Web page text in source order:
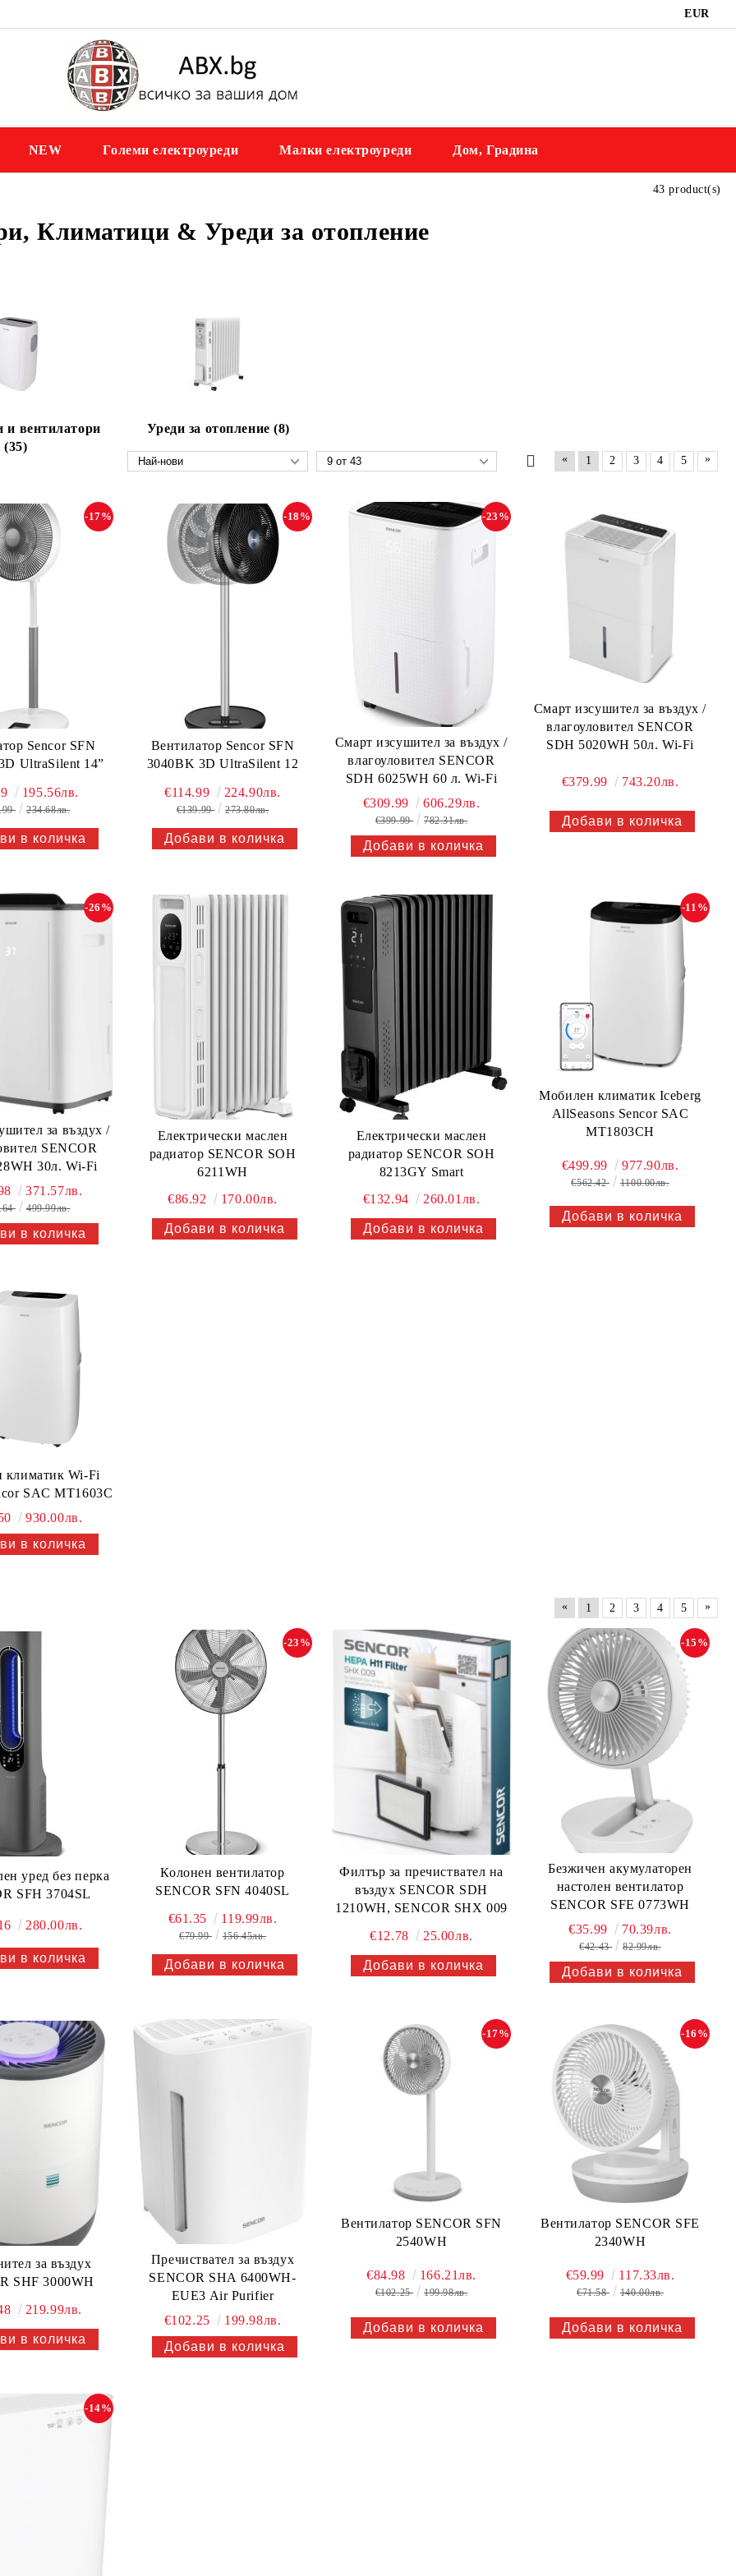
EUR
NEW Големи електроуреди Малки електроуреди Дом, Градина
Климатици & Уреди за отопление
и вентилатори
(35)
Уреди за отопление (8)
43 product(s)
« 1 2 3 4 5 »
Sencor SFN
UltraSilent 14”
-17%
195.56лв.
234.68лв.
Вентилатор Sencor SFN
3040BK 3D UltraSilent 12
-18%
€114.99 224.90лв.
€139.99 273.80лв.
Смарт изсушител за въздух /
влагоуловител SENCOR
SDH 6025WH 60 л. Wi-Fi
-23%
€309.99 606.29лв.
€399.99 782.31лв.
Смарт изсушител за въздух /
влагоуловител SENCOR
SDH 5020WH 50л. Wi-Fi
€379.99 743.20лв.
за въздух /
SENCOR
30л. Wi-Fi
-26%
371.57лв.
499.99лв.
Електрически маслен
радиатор SENCOR SOH
6211WH
€86.92
170.00лв.
Електрически маслен
радиатор SENCOR SOH
8213GY Smart
€132.94
260.01лв.
Мобилен климатик Iceberg
AllSeasons Sencor SAC
MT1803CH
-11%
€499.99 977.90лв.
€562.42 1100.00лв.
климатик Wi-Fi
SAC MT1603C
930.00лв.
« 1 2 3 4 5 »
уред без перка
SFH 3704SL
280.00лв.
Колонен вентилатор
SENCOR SFN 4040SL
-23%
€61.35 119.99лв.
€79.99 156.45лв.
Филтър за пречиствател на
въздух SENCOR SDH
1210WH, SENCOR SHX 009
€12.78
25.00лв.
Безжичен акумулаторен
настолен вентилатор
SENCOR SFE 0773WH
-15%
€35.99 70.39лв.
€42.43 82.99лв.
за въздух
SHF 3000WH
219.99лв.
Пречиствател за въздух
SENCOR SHA 6400WH-
EUE3 Air Purifier
€102.25
199.98лв.
Вентилатор SENCOR SFN
2540WH
-17%
€84.98 166.21лв.
€102.25 199.98лв.
Вентилатор SENCOR SFE
2340WH
-16%
€59.99 117.33лв.
€71.58 140.00лв.
-14%